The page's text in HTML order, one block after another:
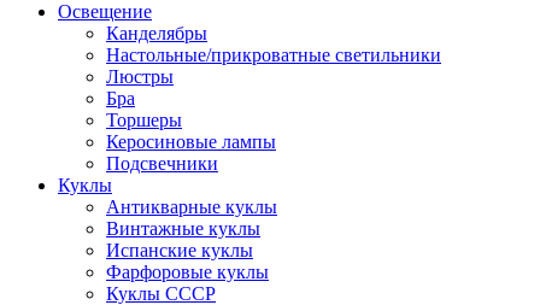
Освещение
Канделябры
Настольные/прикроватные светильники
Люстры
Бра
Торшеры
Керосиновые лампы
Подсвечники
Куклы
Антикварные куклы
Винтажные куклы
Испанские куклы
Фарфоровые куклы
Куклы СССР